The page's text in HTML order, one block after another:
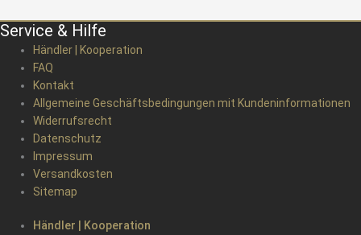
Service & Hilfe
Händler | Kooperation
FAQ
Kontakt
Allgemeine Geschäftsbedingungen mit Kundeninformationen
Widerrufsrecht
Datenschutz
Impressum
Versandkosten
Sitemap
Händler | Kooperation